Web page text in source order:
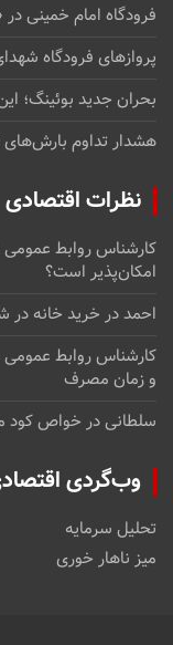
فرودگاه امام خمینی
پروازهای فرودگاه
بحران جدید بوئینگ؛ این
هشدار تداوم بارش‌های تابستانه
نظرات اقتصادی
کارشناس روابط عمومی
امکان‌پذیر است؟
احمددرخرید خانه در
کارشناس روابط عمومی
و زمان مصرف
سلطانیدرخواص کود
وب‌گردی
تحلیل سرمایه
میز ناهار خوری